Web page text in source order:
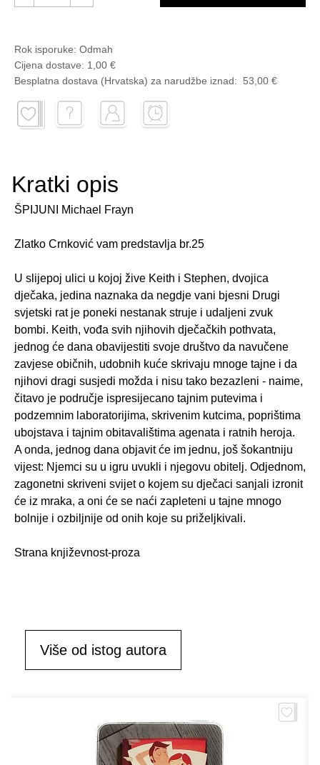
Rok isporuke: Odmah
Cijena dostave: 1,00 €
Besplatna dostava (Hrvatska) za narudžbe iznad: 53,00 €
Kratki opis
ŠPIJUNI Michael Frayn
Zlatko Crnković vam predstavlja br.25
U slijepoj ulici u kojoj žive Keith i Stephen, dvojica
dječaka, jedina naznaka da negdje vani bjesni Drugi
svjetski rat je poneki nestanak struje i udaljeni zvuk
bombi. Keith, vođa svih njihovih dječačkih pothvata,
jednog će dana obavijestiti svoje društvo da navučene
zavjese običnih, udobnih kuće skrivaju mnoge tajne i da
njihovi dragi susjedi možda i nisu tako bezazleni - naime,
čitavo je područje ispresijecano tajnim putevima i
podzemnim laboratorijima, skrivenim kutcima, poprištima
ubojstava i tajnim obitavalištima agenata i ratnih heroja.
A onda, jednog dana objavit će im jednu, još šokantniju
vijest: Njemci su u igru uvukli i njegovu obitelj. Odjednom,
zagonetni skriveni svijet o kojem su dječaci sanjali izronit
će iz mraka, a oni će se naći zapleteni u tajne mnogo
bolnije i ozbiljnije od onih koje su priželjkivali.
Strana književnost-proza
Više od istog autora